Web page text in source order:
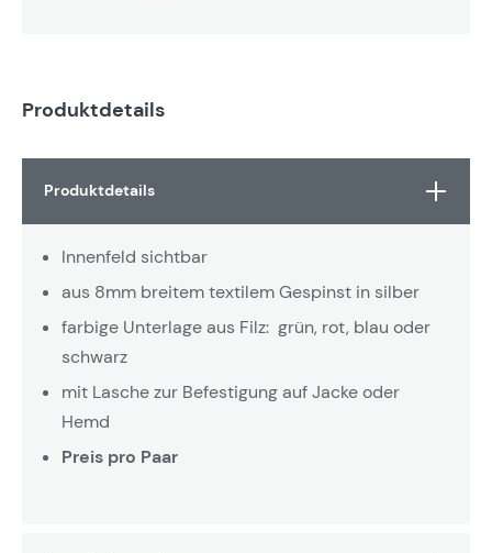
Produktdetails
Produktdetails
Innenfeld sichtbar
aus 8mm breitem textilem Gespinst in silber
farbige Unterlage aus Filz: grün, rot, blau oder
schwarz
mit Lasche zur Befestigung auf Jacke oder
Hemd
Preis pro Paar